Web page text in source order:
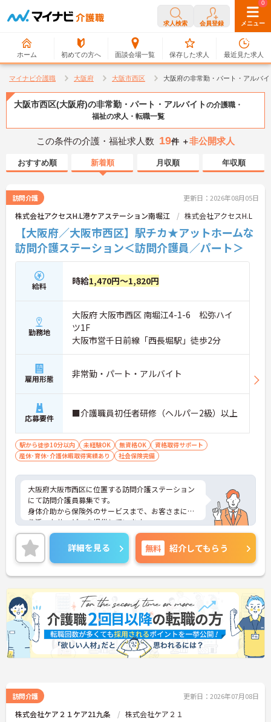
求人検索 会員登録 メニュー
ホーム 初めての方へ 面談会場一覧
0
保存した求人
0
最近見た求人
マイナビ介護職 大阪府 大阪市西区 大阪府の非常勤・パート・アルバ
大阪市西区(大阪府)の非常勤・パート・アルバイトの介護職・
福祉の求人・転職一覧
この条件の介護・福祉求人数 19件 ＋非公開求人
おすすめ順 新着順 月収順 年収順
訪問介護 更新日：2026年08月05日
株式会社アクセスH.L港ケアステーション南堀江 株式会社アクセスH.L
【大阪府／大阪市西区】駅チカ★アットホームな
訪問介護ステーション＜訪問介護員／パート＞
給料 時給1,470円～1,820円
勤務地
大阪府 大阪市西区 南堀江4-1-6 松弥ハイ
ツ1F
大阪市営千日前線「西長堀駅」徒歩2分
雇用形態 非常勤・パート・アルバイト
応募要件 ■介護職員初任者研修（ヘルパー2級）以上
駅から徒歩10分以内 未経験OK 無資格OK
資格取得サポート
産休･育休･介護休暇取得実績あり
社会保険完備
大阪府大阪市西区に位置する訪問介護ステーション
にて訪問介護員募集です。
身体介助から保険外のサービスまで、お客さまに寄
り添ったサービスを提供しています。
ご興味ある方には、面接対策ポイントなど、さらに
詳細をお話しいたしますのでお気軽にご相談くださ
い！
詳細を見る 無料 紹介してもらう
訪問介護 更新日：2026年07月08日
株式会社ケア２１ケア21九条 株式会社ケア２１